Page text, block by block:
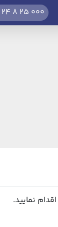
24 8 25 000